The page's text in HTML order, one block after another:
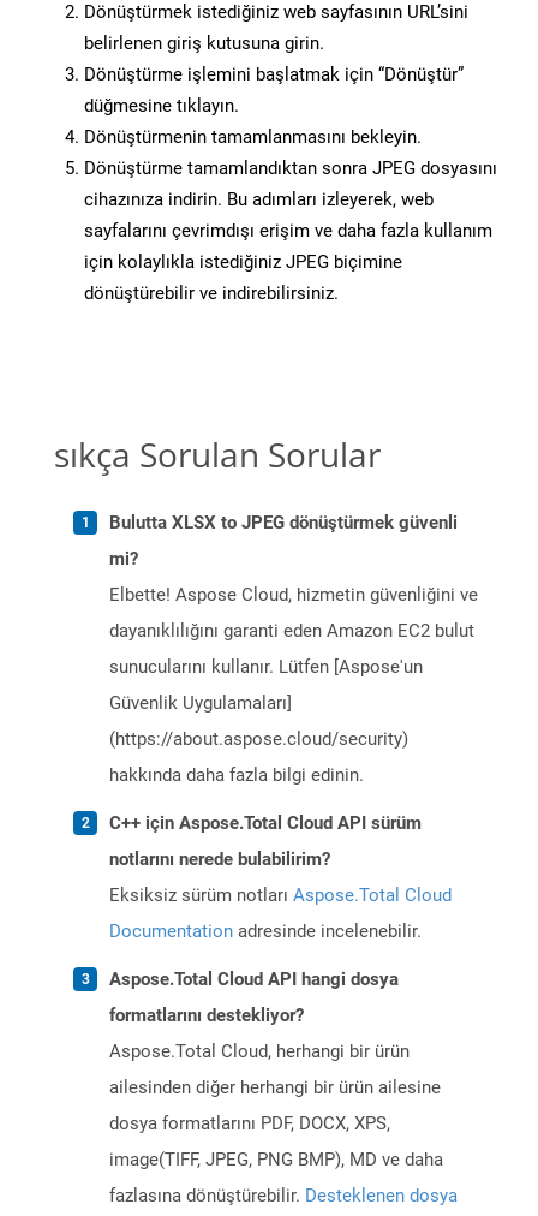
Dönüştürmek istediğiniz web sayfasının URL’sini
belirlenen giriş kutusuna girin.
Dönüştürme işlemini başlatmak için “Dönüştür”
düğmesine tıklayın.
Dönüştürmenin tamamlanmasını bekleyin.
Dönüştürme tamamlandıktan sonra JPEG dosyasını
cihazınıza indirin. Bu adımları izleyerek, web
sayfalarını çevrimdışı erişim ve daha fazla kullanım
için kolaylıkla istediğiniz JPEG biçimine
dönüştürebilir ve indirebilirsiniz.
sıkça Sorulan Sorular
Bulutta XLSX to JPEG dönüştürmek güvenli
mi?
Elbette! Aspose Cloud, hizmetin güvenliğini ve
dayanıklılığını garanti eden Amazon EC2 bulut
sunucularını kullanır. Lütfen [Aspose'un
Güvenlik Uygulamaları]
(https://about.aspose.cloud/security)
hakkında daha fazla bilgi edinin.
C++ için Aspose.Total Cloud API sürüm
notlarını nerede bulabilirim?
Eksiksiz sürüm notları Aspose.Total Cloud
Documentation adresinde incelenebilir.
Aspose.Total Cloud API hangi dosya
formatlarını destekliyor?
Aspose.Total Cloud, herhangi bir ürün
ailesinden diğer herhangi bir ürün ailesine
dosya formatlarını PDF, DOCX, XPS,
image(TIFF, JPEG, PNG BMP), MD ve daha
fazlasına dönüştürebilir. Desteklenen dosya